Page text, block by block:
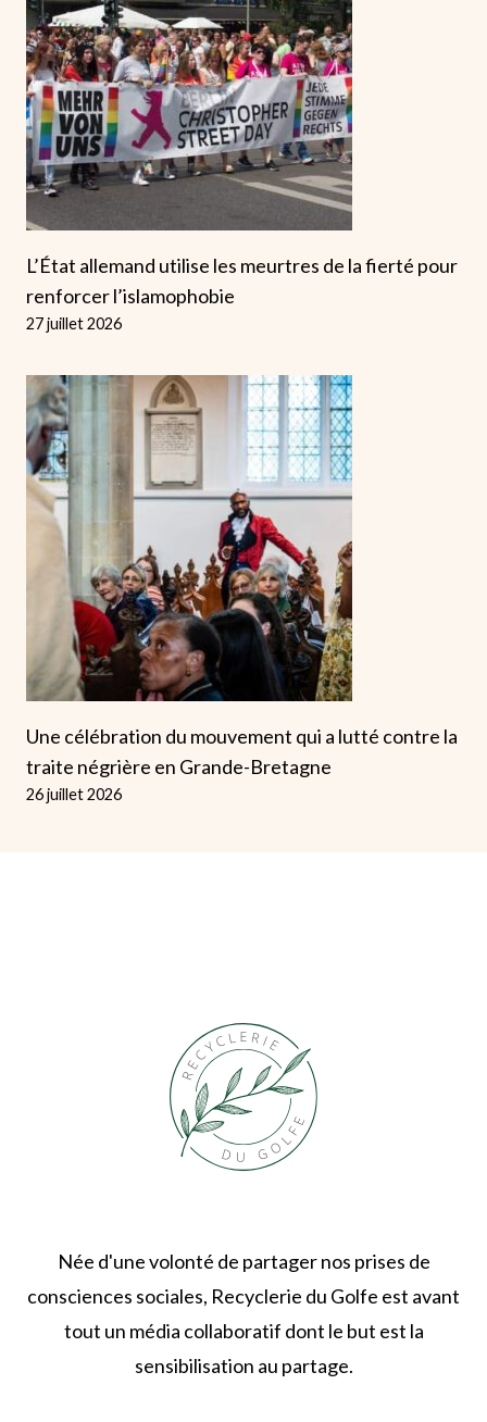
L’État allemand utilise les meurtres de la fierté pour
renforcer l’islamophobie
27 juillet 2026
Une célébration du mouvement qui a lutté contre la
traite négrière en Grande-Bretagne
26 juillet 2026
Née d'une volonté de partager nos prises de
consciences sociales, Recyclerie du Golfe est avant
tout un média collaboratif dont le but est la
sensibilisation au partage.